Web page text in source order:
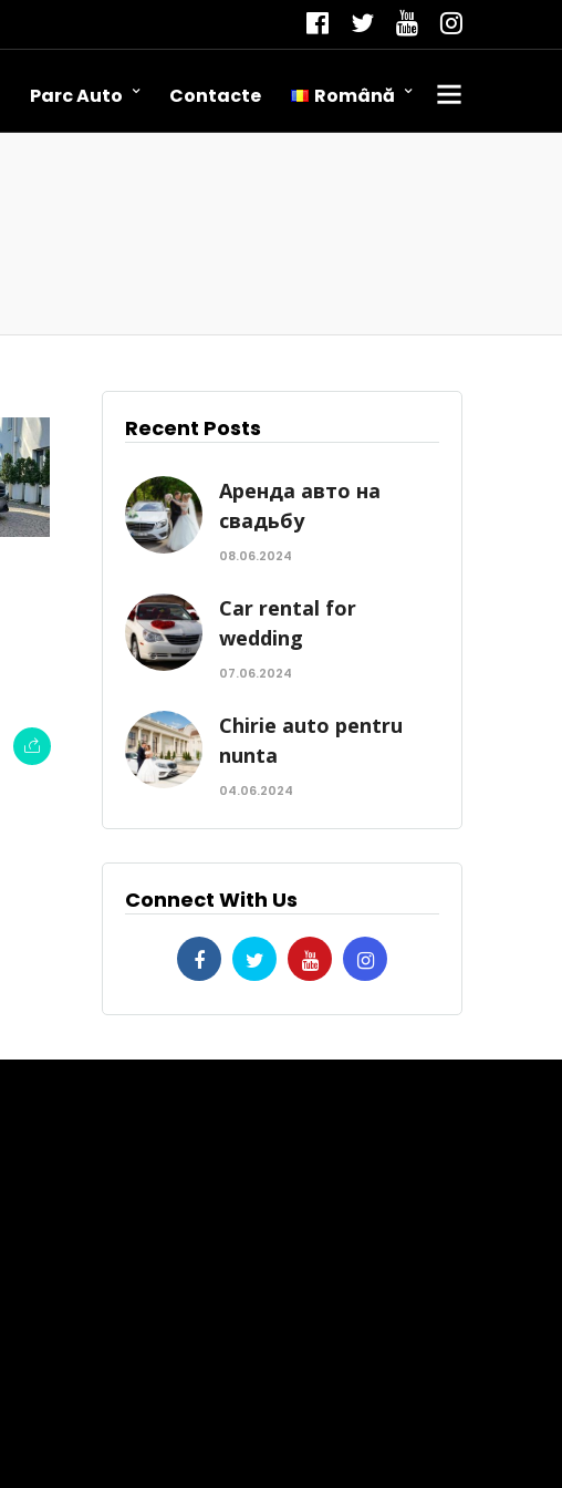
Parc Auto Contacte Română
Recent Posts
Аренда авто на
свадьбу
08.06.2024
Car rental for
wedding
07.06.2024
Chirie auto pentru
nunta
04.06.2024
Connect With Us